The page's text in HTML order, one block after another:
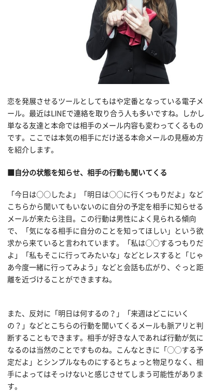
恋を発展させるツールとしてもはや定番となっている電子メ
ール。最近はLINEで連絡を取り合う人も多いですね。しかし
単なる友達と本命では相手のメール内容も変わってくるもの
です。ここでは本気の相手にだけ送る本命メールの見極め方
を紹介します。
■自分の状態を知らせ、相手の行動も聞いてくる
「今日は○○したよ」「明日は○○に行くつもりだよ」など
こちらから聞いてもいないのに自分の予定を相手に知らせる
メールが来たら注目。この行動は男性によく見られる傾向
で、「気になる相手に自分のことを知ってほしい」という欲
求から来ていると言われています。「私は○○するつもりだ
よ」「私もそこに行ってみたいな」などとレスすると「じゃ
あ今度一緒に行ってみよう」などと会話も広がり、ぐっと距
離を近づけることができますね。
また、反対に「明日は何するの？」「来週はどこにいく
の？」などとこちらの行動を聞いてくるメールも脈アリと判
断することもできます。相手が好きな人であれば行動が気に
なるのは当然のことですものね。こんなときに「◯◯する予
定だよ」とシンプルなものにするとちょっと物足りなく、相
手によってはそっけないと感じさせてしまう可能性がありま
す。